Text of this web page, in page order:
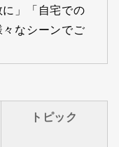
」「自宅での
なシーンでご
トピック